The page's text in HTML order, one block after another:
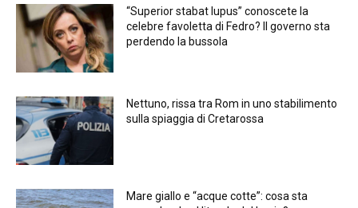
“Superior stabat lupus” conoscete la
celebre favoletta di Fedro? Il governo sta
perdendo la bussola
Nettuno, rissa tra Rom in uno stabilimento
sulla spiaggia di Cretarossa
Mare giallo e “acque cotte”: cosa sta